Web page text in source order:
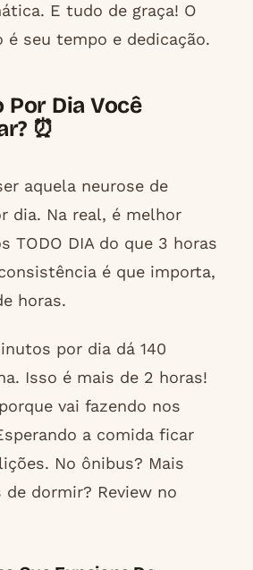
E tudo de graça! O
seu tempo e dedicação.
Por Dia Você
⏰
aquela neurose de
dia. Na real, é melhor
TODO DIA do que 3 horas
é que importa,
horas.
por dia dá 140
Isso é mais de 2 horas!
vai fazendo nos
a comida ficar
No ônibus? Mais
dormir? Review no